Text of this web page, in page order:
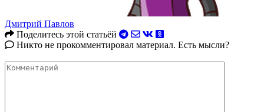
Дмитрий Павлов
Поделитесь этой статьёй
Никто не прокомментировал материал. Есть мысли?